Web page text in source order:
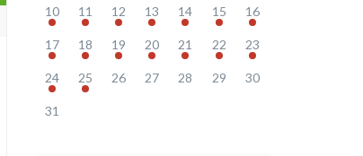
10 11 12 13 14 15 16
17 18 19 20 21 22 23
24 25 26 27 28 29 30
31